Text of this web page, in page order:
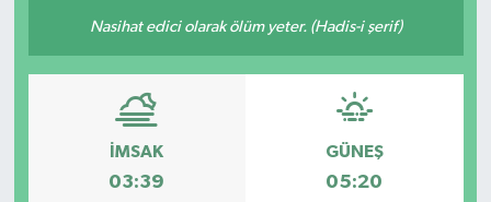
Nasihat edici olarak ölüm yeter. (Hadis-i şerif)
İMSAK
03:39
GÜNEŞ
05:20